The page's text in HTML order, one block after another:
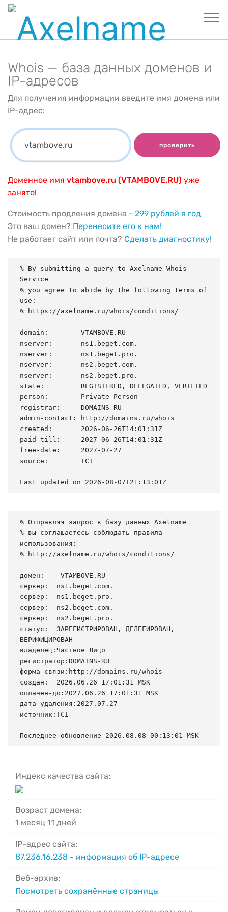
Whois — база данных доменов и
IP-адресов
Для получения информации введите имя домена или
IP-адрес:
проверить
Доменное имя vtambove.ru (VTAMBOVE.RU) уже
занято!
Стоимость продления домена - 299 рублей в год
Это ваш домен? Перенесите его к нам!
Не работает сайт или почта? Сделать диагностику!
% By submitting a query to Axelname Whois
Service
% you agree to abide by the following terms of
use:
% https://axelname.ru/whois/conditions/
domain:        VTAMBOVE.RU
nserver:       ns1.beget.com.
nserver:       ns1.beget.pro.
nserver:       ns2.beget.com.
nserver:       ns2.beget.pro.
state:         REGISTERED, DELEGATED, VERIFIED
person:        Private Person
registrar:     DOMAINS-RU
admin-contact: http://domains.ru/whois
created:       2026-06-26T14:01:31Z
paid-till:     2027-06-26T14:01:31Z
free-date:     2027-07-27
source:        TCI
Last updated on 2026-08-07T21:13:01Z
% Отправляя запрос в базу данных Axelname
% вы соглашаетесь соблюдать правила
использования:
% http://axelname.ru/whois/conditions/
домен:    VTAMBOVE.RU
сервер:  ns1.beget.com.
сервер:  ns1.beget.pro.
сервер:  ns2.beget.com.
сервер:  ns2.beget.pro.
статус:  ЗАРЕГИСТРИРОВАН, ДЕЛЕГИРОВАН,
ВЕРИФИЦИРОВАН
владелец:Частное Лицо
регистратор:DOMAINS-RU
форма-связи:http://domains.ru/whois
создан:  2026.06.26 17:01:31 MSK
оплачен-до:2027.06.26 17:01:31 MSK
дата-удаления:2027.07.27
источник:TCI
Последнее обновление 2026.08.08 00:13:01 MSK
Индекс качества сайта:
Возраст домена:
1 месяц 11 дней
IP-адрес сайта:
87.236.16.238 - информация об IP-адресе
Веб-архив:
Посмотреть сохранённые страницы